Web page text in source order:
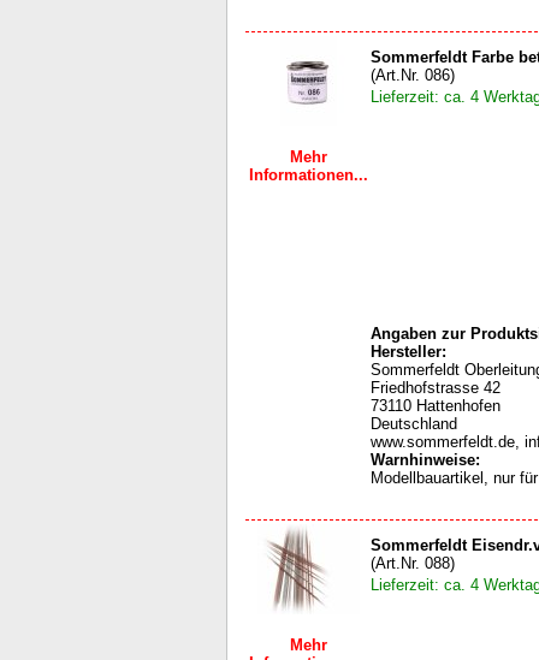
Mehr
Informationen...
Sommerfeldt Farbe
(Art.Nr. 086)
Lieferzeit: ca. 4
Angaben zur
Hersteller:
Sommerfeldt
Friedhofstrasse 42
73110 Hattenhofen
Deutschland
www.sommerfeldt.de,
Warnhinweise:
Modellbauartikel, nur
Mehr
Sommerfeldt
(Art.Nr. 088)
Lieferzeit: ca. 4